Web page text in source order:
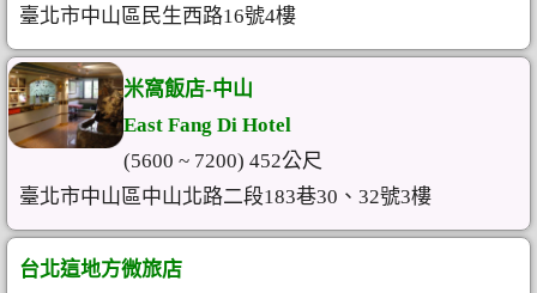
臺北市中山區民生西路16號4樓
米窩飯店-中山
East Fang Di Hotel
(5600 ~ 7200) 452公尺
臺北市中山區中山北路二段183巷30、32號3樓
台北這地方微旅店